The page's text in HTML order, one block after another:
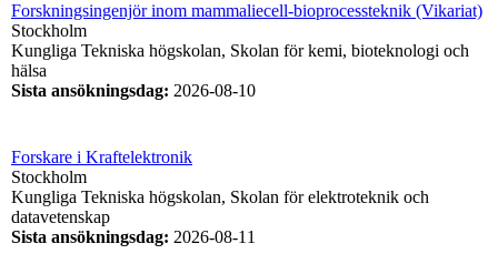
Forskningsingenjör inom mammaliecell-bioprocessteknik (Vikariat)
Stockholm
Kungliga Tekniska högskolan, Skolan för kemi, bioteknologi och
hälsa
Sista ansökningsdag: 2026-08-10
Forskare i Kraftelektronik
Stockholm
Kungliga Tekniska högskolan, Skolan för elektroteknik och
datavetenskap
Sista ansökningsdag: 2026-08-11